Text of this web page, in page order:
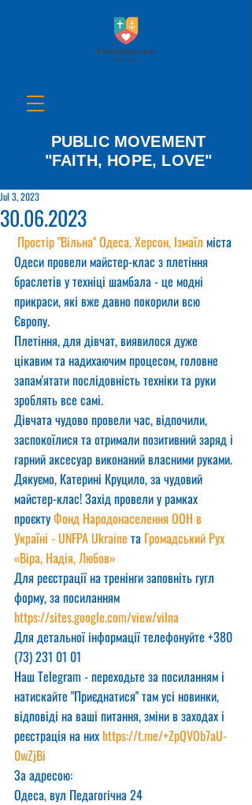
PUBLIC MOVEMENT
"FAITH, HOPE, LOVE"
30.06.2023
Jul 3, 2023
Простір "Вільна" Одеса, Херсон, Ізмаїл міста
Одеси провели майстер-клас з плетіння
браслетів у техніці шамбала - це модні
прикраси, які вже давно покорили всю
Європу.
Плетіння, для дівчат, виявилося дуже
цікавим та надихаючим процесом, головне
запам'ятати послідовність техніки та руки
зроблять все самі.
Дівчата чудово провели час, відпочили,
заспокоїлися та отримали позитивний заряд і
гарний аксесуар виконаний власними руками.
Дякуємо, Катерині Круцило, за чудовий
майстер-клас! Захід провели у рамках
проєкту Фонд Народонаселення ООН в
Україні - UNFPA Ukraine та Громадський Рух
«Віра, Надія, Любов»
Для реєстрації на тренінги заповніть гугл
форму, за посиланням
https://sites.google.com/view/vilna
Для детальної інформації телефонуйте +380
(73) 231 01 01
Наш Telegram - переходьте за посиланням і
натискайте "Приєднатися" там усі новинки,
відповіді на ваші питання, зміни в заходах і
реєстрація на них https://t.me/+ZpQVOb7aU-
0wZjBi
За адресою:
Одеса, вул Педагогічна 24